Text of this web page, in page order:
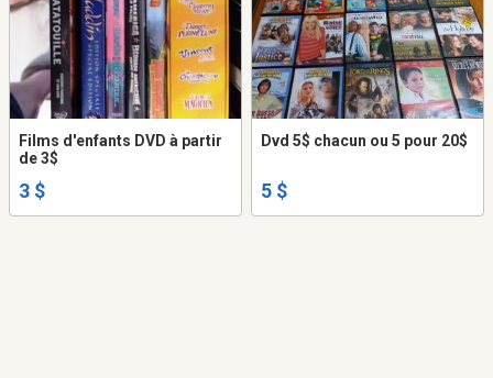
Films d'enfants DVD à partir
de 3$
3 $
Dvd 5$ chacun ou 5 pour 20$
5 $